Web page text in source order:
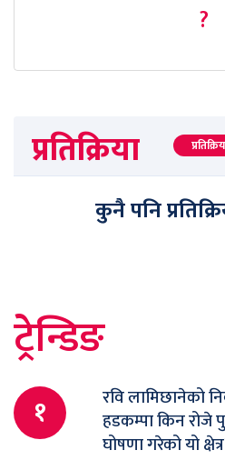
?
प्रतिक्रिया
कुनै पनि
ट्रेन्डिङ
१
रवि लामिछानेको
हडकम्पा किन रोजे
घोषणा गरेको यो